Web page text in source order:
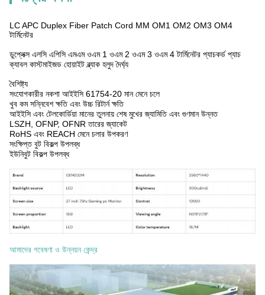
LC APC Duplex Fiber Patch Cord MM OM1 OM2 OM3 OM4
টার্মিনেটর
ডুপ্লেক্স এলসি এপিসি এমএম ওএম 1 ওএম 2 ওএম 3 ওএম 4 টার্মিনেটর প্যাচকর্ড প্যাচ
ক্যাবল কাস্টমাইজড হোয়াইট ব্ল্যাক হলুদ দৈর্ঘ্য
বৈশিষ্ট্য
সংযোগকারীর নকশা আইইসি 61754-20 মান মেনে চলে
খুব কম সন্নিবেশ ক্ষতি এবং উচ্চ রিটার্ন ক্ষতি
আইইসি এবং টেলকোর্ডিয়া মানের তুলনায় শেষ মুখের জ্যামিতি এবং গুণমান উন্নত
LSZH, OFNP, OFNR তারের জ্যাকেট
RoHS এবং REACH মেনে চলার উপকরণ
সংক্ষিপ্ত বুট বিকল্প উপলব্ধ
ইউনিবুট বিকল্প উপলব্ধ
আমাদের গবেষণা ও উন্নয়ন কেন্দ্র